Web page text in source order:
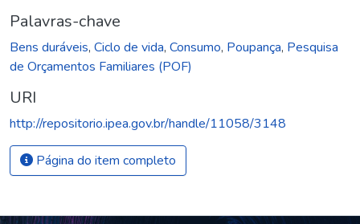
Palavras-chave
Bens duráveis, Ciclo de vida, Consumo, Poupança, Pesquisa
de Orçamentos Familiares (POF)
URI
http://repositorio.ipea.gov.br/handle/11058/3148
Página do item completo